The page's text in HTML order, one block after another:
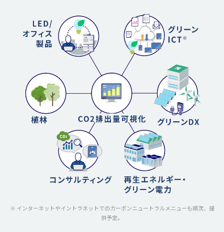
※ インターネットやイントラネットでのカーボンニュートラルメニューも順次、提
供予定。